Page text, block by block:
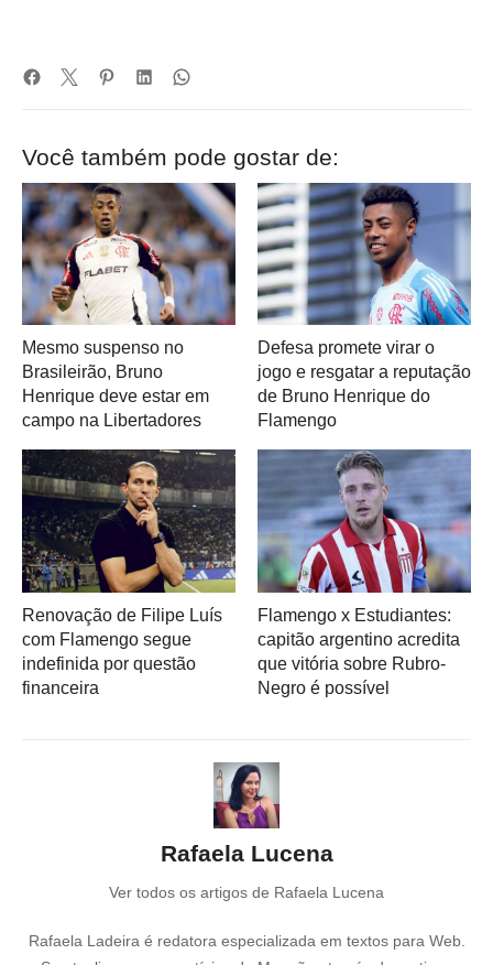
Você também pode gostar de:
Mesmo suspenso no
Brasileirão, Bruno
Henrique deve estar em
campo na Libertadores
Defesa promete virar o
jogo e resgatar a reputação
de Bruno Henrique do
Flamengo
Renovação de Filipe Luís
com Flamengo segue
indefinida por questão
financeira
Flamengo x Estudiantes:
capitão argentino acredita
que vitória sobre Rubro-
Negro é possível
Rafaela Lucena
Ver todos os artigos de Rafaela Lucena
Rafaela Ladeira é redatora especializada em textos para Web.